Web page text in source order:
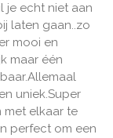
je echt niet aan
laten gaan..zo
mooi en
maar één
uniek.Super
met elkaar te
perfect om een